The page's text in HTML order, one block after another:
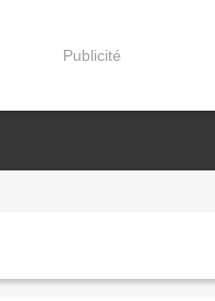
Publicité